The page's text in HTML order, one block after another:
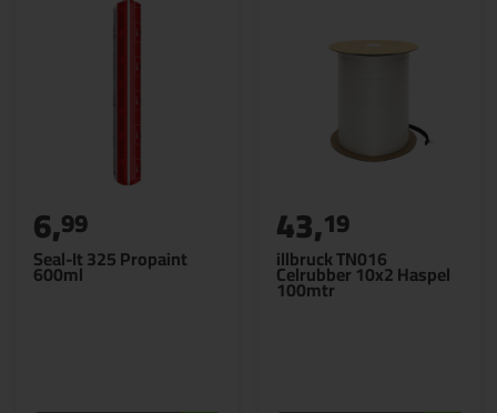
Seal-It 325 Propaint
600ml
6,99
illbruck TN016
Celrubber 10x2 Haspel
100mtr
43,19